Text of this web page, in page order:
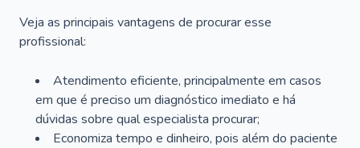
Veja as principais vantagens de procurar esse
profissional:
Atendimento eficiente, principalmente em casos
em que é preciso um diagnóstico imediato e há
dúvidas sobre qual especialista procurar;
Economiza tempo e dinheiro, pois além do paciente